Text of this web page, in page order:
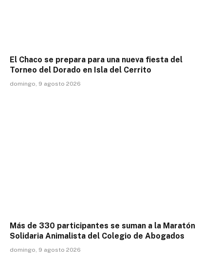
El Chaco se prepara para una nueva fiesta del
Torneo del Dorado en Isla del Cerrito
domingo, 9 agosto 2026
Más de 330 participantes se suman a la Maratón
Solidaria Animalista del Colegio de Abogados
domingo, 9 agosto 2026